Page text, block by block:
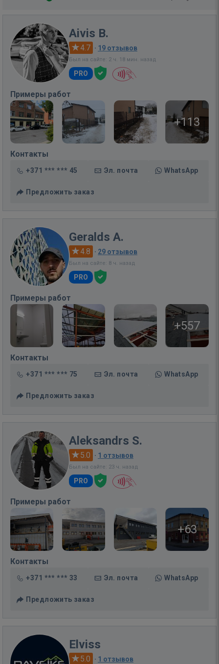
Aivis B.
4.7 · 19 отзывов
Был на сайте: 2 ч. 18 мин. назад
PRO
Примеры работ
+113
Контакты
+371 *** *** 45 Эл. почта WhatsApp
Предложить заказ
Geralds A.
4.8 · 29 отзывов
Был на сайте: 8 ч. назад
PRO
Примеры работ
+557
Контакты
+371 *** *** 75 Эл. почта WhatsApp
Предложить заказ
Aleksandrs S.
5.0 · 1 отзывов
Был на сайте: 23 ч. назад
PRO
Примеры работ
+63
Контакты
+371 *** *** 33 Эл. почта WhatsApp
Предложить заказ
Elviss
5.0 · 1 отзывов